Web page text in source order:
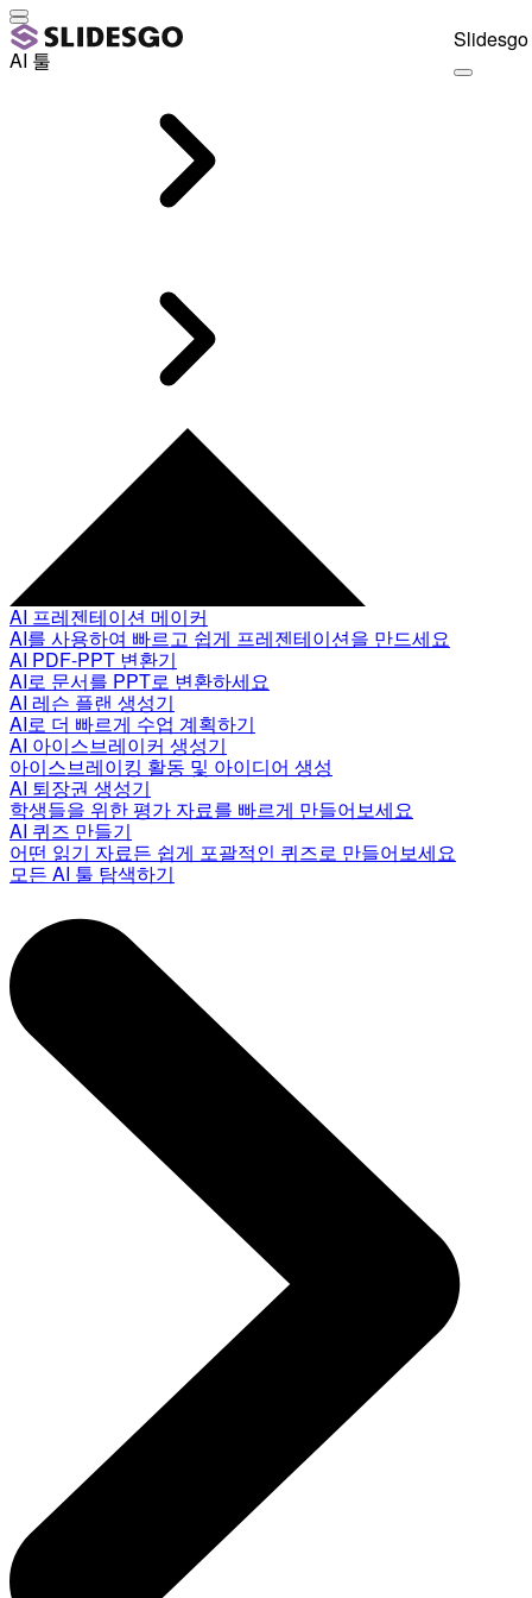
AI 툴
AI 프레젠테이션 메이커
AI를 사용하여 빠르고 쉽게 프레젠테이션을 만드세요
AI PDF-PPT 변환기
AI로 문서를 PPT로 변환하세요
AI 레슨 플랜 생성기
AI로 더 빠르게 수업 계획하기
AI 아이스브레이커 생성기
아이스브레이킹 활동 및 아이디어 생성
AI 퇴장권 생성기
학생들을 위한 평가 자료를 빠르게 만들어보세요
AI 퀴즈 만들기
어떤 읽기 자료든 쉽게 포괄적인 퀴즈로 만들어보세요
모든 AI 툴 탐색하기